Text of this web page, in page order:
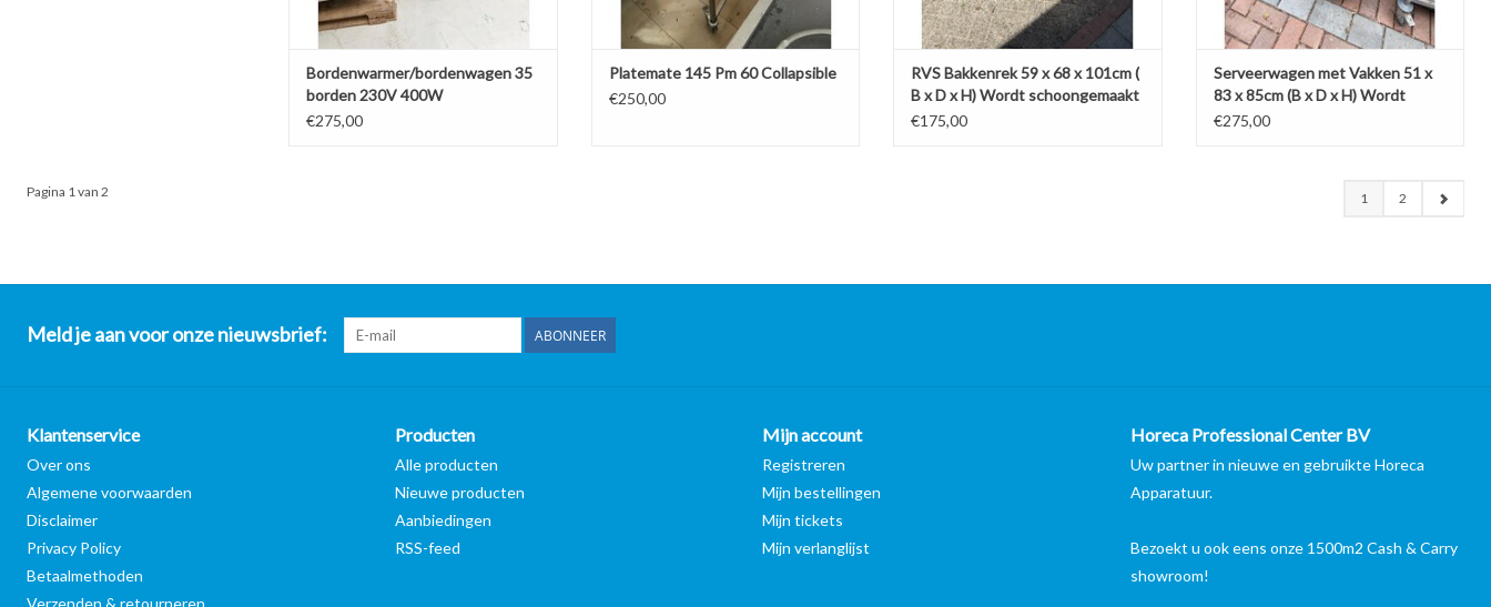
Bordenwarmer/bordenwagen 35
borden 230V 400W
€275,00
Platemate 145 Pm 60 Collapsible
€250,00
RVS Bakkenrek 59 x 68 x 101cm (
B x D x H) Wordt schoongemaakt
voor levering
€175,00
Serveerwagen met Vakken 51 x
83 x 85cm (B x D x H) Wordt
schoongemaakt bij levering
€275,00
Pagina 1 van 2 1 2
Meld je aan voor onze nieuwsbrief: ABONNEER
Klantenservice
Over ons
Algemene voorwaarden
Disclaimer
Privacy Policy
Betaalmethoden
Producten
Alle producten
Nieuwe producten
Aanbiedingen
RSS-feed
Mijn account
Registreren
Mijn bestellingen
Mijn tickets
Mijn verlanglijst
Horeca Professional Center BV
Uw partner in nieuwe en gebruikte Horeca
Apparatuur.
Bezoekt u ook eens onze 1500m2 Cash & Carry
showroom!